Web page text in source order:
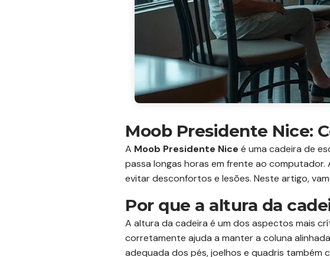
Moob Presidente Nice:
A Moob Presidente Nice é uma cadeira de
passa longas horas em frente ao
evitar desconfortos e lesões. Neste artigo,
Por que a altura da
A altura da cadeira é um dos aspectos mais
corretamente ajuda a manter a coluna
adequada dos pés, joelhos e quadris também